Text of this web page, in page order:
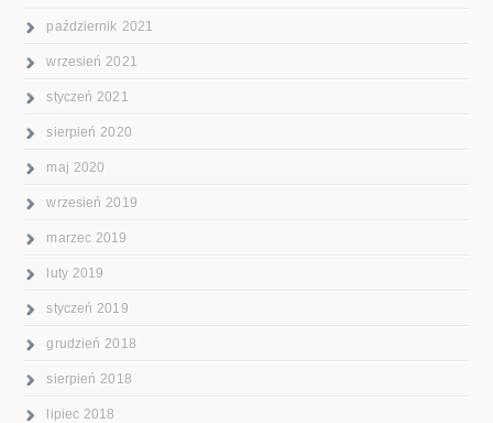
październik 2021
wrzesień 2021
styczeń 2021
sierpień 2020
maj 2020
wrzesień 2019
marzec 2019
luty 2019
styczeń 2019
grudzień 2018
sierpień 2018
lipiec 2018